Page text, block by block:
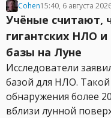
Cohen15:40, 6 августа
Учёные считают,
гигантских НЛО
базы на Луне
Исследователи
базой для НЛО.
обнаружения более
вблизи лунной